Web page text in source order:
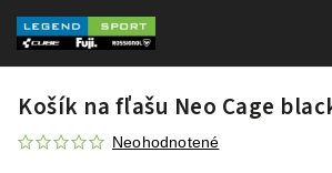
Košík na fľašu Neo Cage
Neohodnotené